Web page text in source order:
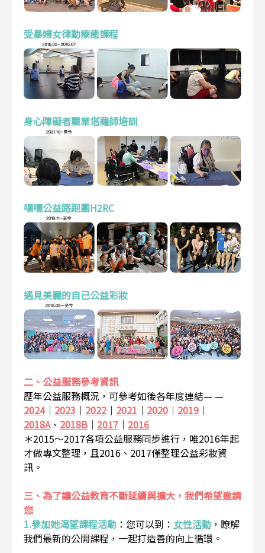
受暴婦女律動療癒課程
身心障礙者職業塔羅師培訓
嘿嘿公益路跑團H2RC
遇見美麗的自己公益彩妝
二、公益服務參考資訊
歷年公益服務概況，可參考如後各年度連結— —
2024｜ 2023 ｜ 2022 ｜ 2021 ｜ 2020 ｜ 2019 ｜
2018A、 2018B ｜ 2017 ｜ 2016
＊2015～2017各項公益服務同步進行，唯2016年起
才做專文整理，且2016、2017僅整理公益彩妝資
訊。
三、為了讓公益教育不斷延續與擴大，我們希望邀請
您
1.參加她渴望課程活動 ： 您可以到： 女性活動 ，瞭解
我們最新的公開課程，一起打造善的向上循環。